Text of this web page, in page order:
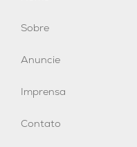
Sobre
Anuncie
Imprensa
Contato